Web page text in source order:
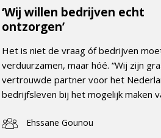
‘Wij willen bedrijven echt
ontzorgen’
Het is niet de vraag óf bedrijven
verduurzamen, maar hóé. “Wij zijn
vertrouwde partner voor het
bedrijfsleven bij het mogelijk maken
Ehssane Gounou